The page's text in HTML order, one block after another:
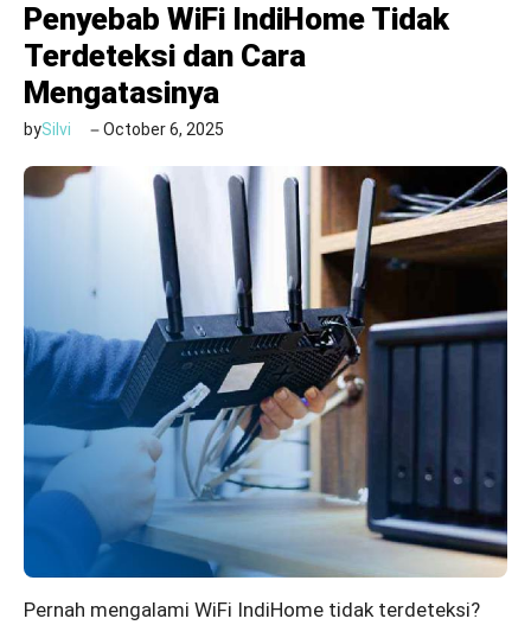
Penyebab WiFi IndiHome Tidak
Terdeteksi dan Cara
Mengatasinya
bySilvi October 6, 2025
Pernah mengalami WiFi IndiHome tidak terdeteksi?